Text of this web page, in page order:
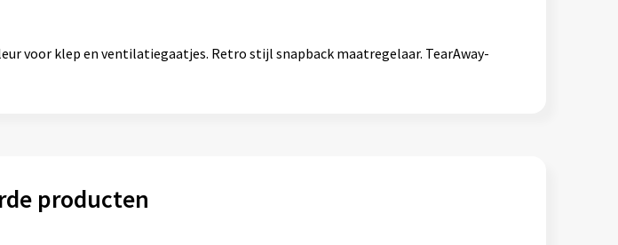
voor klep en ventilatiegaatjes. Retro stijl snapback maatregelaar. TearAway-
producten